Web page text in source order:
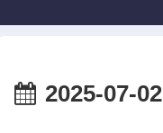
2025-07-02